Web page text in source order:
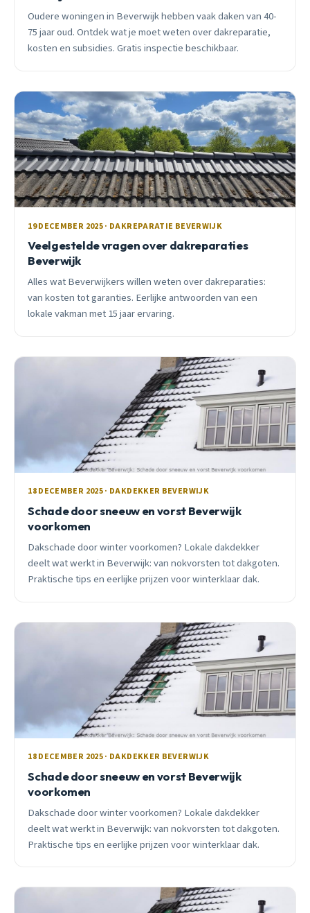
Oudere woningen in Beverwijk hebben vaak daken van 40-
75 jaar oud. Ontdek wat je moet weten over dakreparatie,
kosten en subsidies. Gratis inspectie beschikbaar.
19 DECEMBER 2025 · DAKREPARATIE BEVERWIJK
Veelgestelde vragen over dakreparaties
Beverwijk
Alles wat Beverwijkers willen weten over dakreparaties:
van kosten tot garanties. Eerlijke antwoorden van een
lokale vakman met 15 jaar ervaring.
18 DECEMBER 2025 · DAKDEKKER BEVERWIJK
Schade door sneeuw en vorst Beverwijk
voorkomen
Dakschade door winter voorkomen? Lokale dakdekker
deelt wat werkt in Beverwijk: van nokvorsten tot dakgoten.
Praktische tips en eerlijke prijzen voor winterklaar dak.
18 DECEMBER 2025 · DAKDEKKER BEVERWIJK
Schade door sneeuw en vorst Beverwijk
voorkomen
Dakschade door winter voorkomen? Lokale dakdekker
deelt wat werkt in Beverwijk: van nokvorsten tot dakgoten.
Praktische tips en eerlijke prijzen voor winterklaar dak.